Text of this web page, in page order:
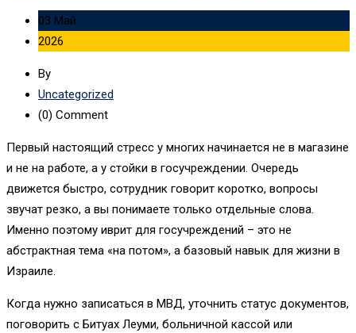
03 Май
2026
By
Uncategorized
(0) Comment
Первый настоящий стресс у многих начинается не в магазине
и не на работе, а у стойки в госучреждении. Очередь
движется быстро, сотрудник говорит коротко, вопросы
звучат резко, а вы понимаете только отдельные слова.
Именно поэтому иврит для госучреждений – это не
абстрактная тема «на потом», а базовый навык для жизни в
Израиле.
Когда нужно записаться в МВД, уточнить статус документов,
поговорить с Битуах Леуми, больничной кассой или